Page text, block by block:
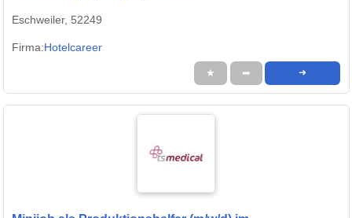
Eschweiler, 52249
Firma:Hotelcareer
★ ➦ ➜